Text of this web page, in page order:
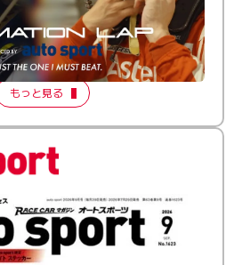
てる。小林利徠斗 × 野村勇斗
Produced by auto sport】
Episode 2
もっと見る